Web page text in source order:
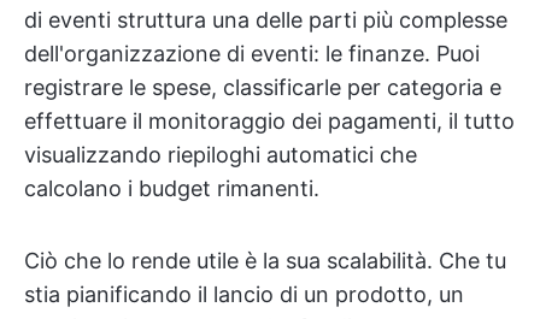
di eventi struttura una delle parti più complesse
dell'organizzazione di eventi: le finanze. Puoi
registrare le spese, classificarle per categoria e
effettuare il monitoraggio dei pagamenti, il tutto
visualizzando riepiloghi automatici che
calcolano i budget rimanenti.
Ciò che lo rende utile è la sua scalabilità. Che tu
stia pianificando il lancio di un prodotto, un